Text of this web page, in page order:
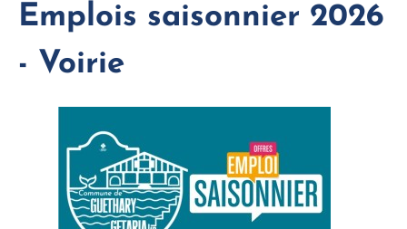
Emplois saisonnier 2026
- Voirie